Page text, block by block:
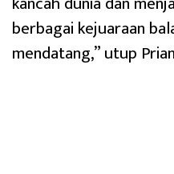
berbagai kejuaraan
mendatang,” utup